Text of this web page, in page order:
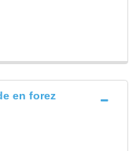
en forez